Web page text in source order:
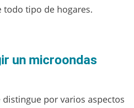
todo tipo de hogares.
un microondas
distingue por varios aspectos